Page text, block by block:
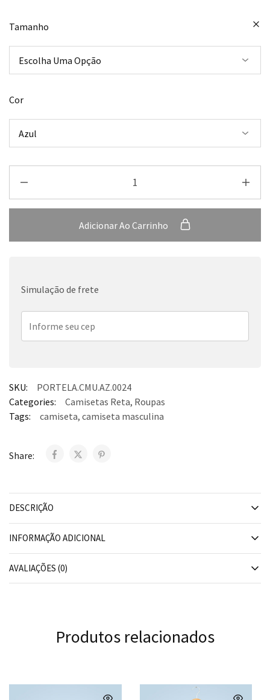
Tamanho
Cor
Adicionar Ao Carrinho
Simulação de frete
SKU:
PORTELA.CMU.AZ.0024
Categories:
Camisetas Reta, Roupas
Tags:
camiseta, camiseta masculina
Share:
DESCRIÇÃO
INFORMAÇÃO ADICIONAL
AVALIAÇÕES (0)
Produtos relacionados